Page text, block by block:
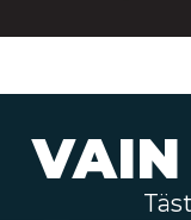
VAIN